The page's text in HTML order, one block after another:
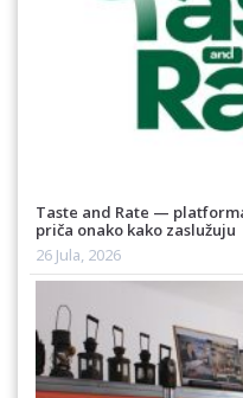
Taste and Rate —
priča onako kako zaslužuju
26 Jula, 2026